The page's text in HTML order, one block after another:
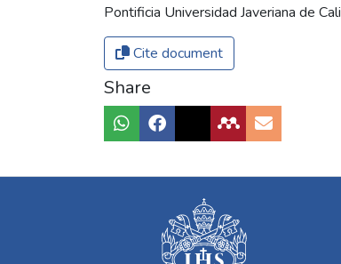
Pontificia Universidad Javeriana de Cali
Cite document
Share